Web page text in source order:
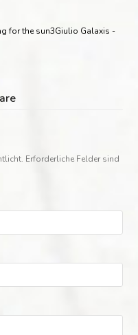
for the sun3Giulio Galaxis -
Erforderliche Felder sind